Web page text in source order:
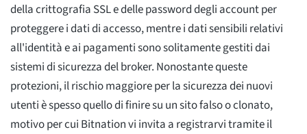
della crittografia SSL e delle password degli account per
proteggere i dati di accesso, mentre i dati sensibili relativi
all'identità e ai pagamenti sono solitamente gestiti dai
sistemi di sicurezza del broker. Nonostante queste
protezioni, il rischio maggiore per la sicurezza dei nuovi
utenti è spesso quello di finire su un sito falso o clonato,
motivo per cui Bitnation vi invita a registrarvi tramite il